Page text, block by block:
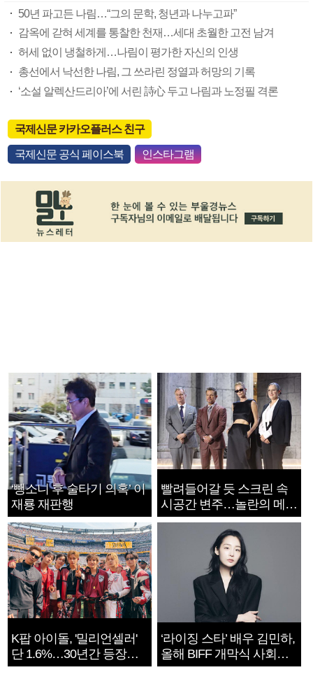
50년 파고든 나림…“그의 문학, 청년과 나누고파”
감옥에 갇혀 세계를 통찰한 천재…세대 초월한 고전 남겨
허세 없이 냉철하게…나림이 평가한 자신의 인생
총선에서 낙선한 나림, 그 쓰라린 정열과 허망의 기록
‘소설 알렉산드리아’에 서린 詩心 두고 나림과 노정필 격론
국제신문 카카오플러스 친구
국제신문 공식 페이스북 인스타그램
‘뺑소니 후 술타기 의혹’ 이
재룡 재판행
빨려들어갈 듯 스크린 속
시공간 변주…놀란의 메시
지는 ‘전쟁 속죄’
K팝 아이돌, '밀리언셀러'
단 1.6%…30년간 등장
1182개팀 전수조사
‘라이징 스타’ 배우 김민하,
올해 BIFF 개막식 사회자
확정